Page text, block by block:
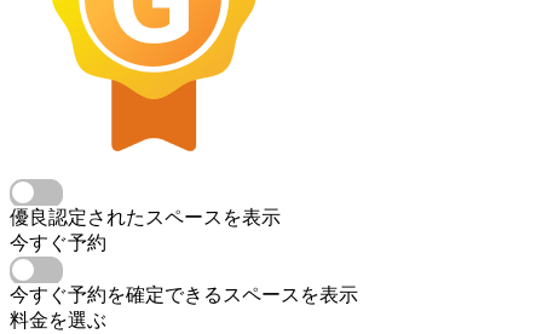
優良認定されたスペースを表示
今すぐ予約
今すぐ予約を確定できるスペースを表示
料金を選ぶ